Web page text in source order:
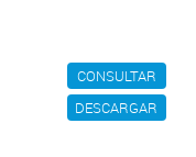
CONSULTAR
DESCARGAR